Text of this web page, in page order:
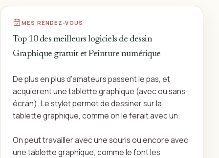
MES RENDEZ-VOUS
Top 10 des meilleurs logiciels de dessin
Graphique gratuit et Peinture numérique
De plus en plus d’amateurs passent le pas, et
acquièrent une tablette graphique (avec ou sans
écran). Le stylet permet de dessiner sur la
tablette graphique, comme on le ferait avec un.
On peut travailler avec une souris ou encore avec
une tablette graphique, comme le font les